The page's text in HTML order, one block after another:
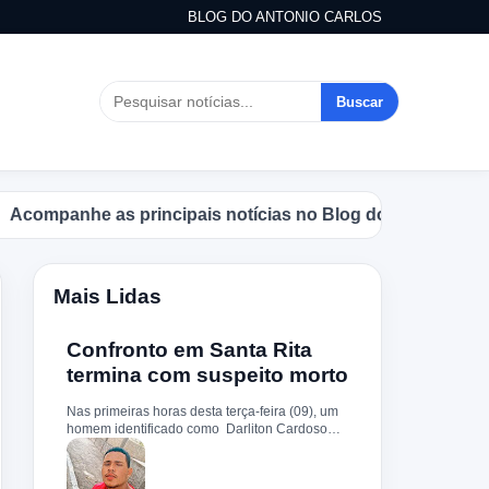
BLOG DO ANTONIO CARLOS
Buscar
as principais notícias no Blog do Antonio Carlos.
Mais Lidas
Confronto em Santa Rita
termina com suspeito morto
Nas primeiras horas desta terça-feira (09), um
homem identificado como Darliton Cardoso
Pereira morreu após confronto com a Polícia
Militar no povoado Timbotiba, zona rural de
Santa Rita. De acordo com a PM, os policiais